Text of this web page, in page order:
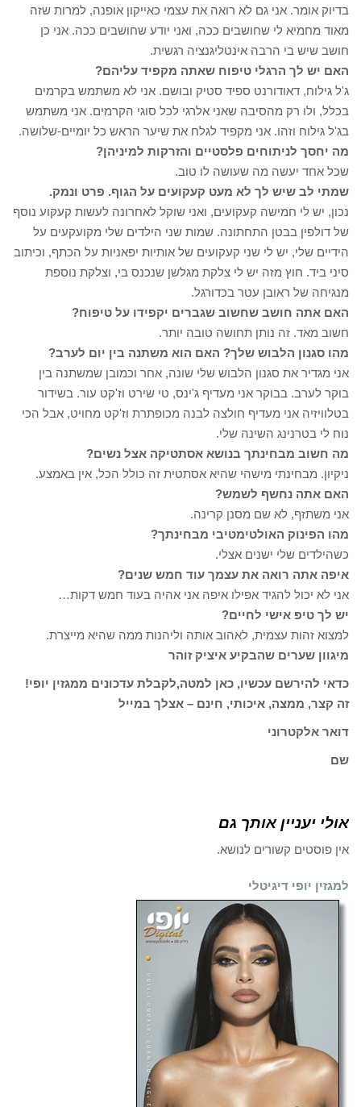
בדיוק אומר. אני גם לא רואה את עצמי כאייקון אופנה, למרות שזה
מאוד מחמיא לי שחושבים ככה, ואני יודע שחושבים ככה. אני כן
חושב שיש בי הרבה אינטליגנציה רגשית.
האם יש לך הרגלי טיפוח שאתה מקפיד עליהם?
ג'ל גילוח, דאודורנט ספיד סטיק ובושם. אני לא משתמש בקרמים
בכלל, ולו רק מהסיבה שאני אלרגי לכל סוגי הקרמים. אני משתמש
בג'ל גילוח וזהו. אני מקפיד לגלח את שיער הראש כל יומיים-שלושה.
מה יחסך לניתוחים פלסטיים והזרקות למיניהן?
שכל אחד יעשה מה שעושה לו טוב.
שמתי לב שיש לך לא מעט קעקועים על הגוף. פרט ונמק.
נכון, יש לי חמישה קעקועים, ואני שוקל לאחרונה לעשות קעקוע נוסף
של דולפין בבטן התחתונה. שמות שני הילדים שלי מקועקעים על
הידיים שלי, יש לי שני קעקועים של אותיות יפאניות על הכתף, וכיתוב
סיני ביד. חוץ מזה יש לי צלקת מגלשן שנכנס בי, וצלקת נוספת
מנגיחה של ראובן עטר בכדורגל.
האם אתה חושב שחשוב שגברים יקפידו על טיפוח?
חשוב מאד. זה נותן תחושה טובה יותר.
מהו סגנון הלבוש שלך? האם הוא משתנה בין יום לערב?
אני מגדיר את סגנון הלבוש שלי שונה, אחר וכמובן שמשתנה בין
בוקר לערב. בבוקר אני מעדיף ג'ינס, טי שירט וז'קט עור. בשידור
בטלוויזיה אני מעדיף חולצה לבנה מכופתרת וז'קט מחויט, אבל הכי
נוח לי בטרנינג השינה שלי.
מה חשוב מבחינתך בנושא אסתטיקה אצל נשים?
ניקיון. מבחינתי מישהי שהיא אסתטית זה כולל הכל, אין באמצע.
האם אתה נחשף לשמש?
אני משתזף, לא שם מסנן קרינה.
מהו הפינוק האולטימטיבי מבחינתך?
כשהילדים שלי ישנים אצלי.
איפה אתה רואה את עצמך עוד חמש שנים?
אני לא יכול להגיד אפילו איפה אני אהיה בעוד חמש דקות…
יש לך טיפ אישי לחיים?
למצוא זהות עצמית, לאהוב אותה וליהנות ממה שהיא מייצרת.
מיגוון שערים שהבקיע איציק זוהר
כדאי להירשם עכשיו, כאן למטה,לקבלת עדכונים ממגזין יופי!
זה קצר, ממצה, איכותי, חינם – אצלך במייל
דואר אלקטרוני
שם
אולי יעניין אותך גם
אין פוסטים קשורים לנושא.
למגזין יופי דיגיטלי